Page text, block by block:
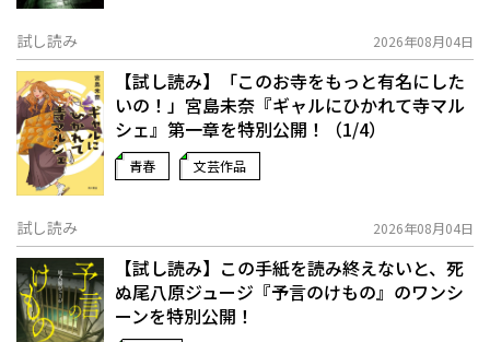
試し読み 2026年08月04日
【試し読み】「このお寺をもっと有名にした
いの！」宮島未奈『ギャルにひかれて寺マル
シェ』第一章を特別公開！（1/4）
青春 文芸作品
試し読み 2026年08月04日
【試し読み】この手紙を読み終えないと、死
ぬ――尾八原ジュージ『予言のけもの』のワンシ
ーンを特別公開！